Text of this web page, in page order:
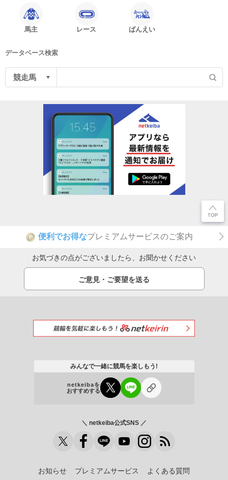
馬主 レース ばんえい
データベース検索
P 便利でお得なプレミアムサービスのご案内
お気づきの点がございましたら、お聞かせください
ご意見・ご要望を送る
みんなで一緒に競馬を楽しもう!
netkeibaを
おすすめする
＼ netkeiba公式SNS ／
お知らせ プレミアムサービス
よくある質問